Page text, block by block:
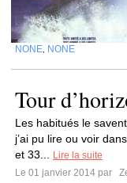
NONE NONE
Tour
Les habitués le
j’ai pu lire ou voir
et 33...
Lire la suite
Le 01 janvier 2014 par